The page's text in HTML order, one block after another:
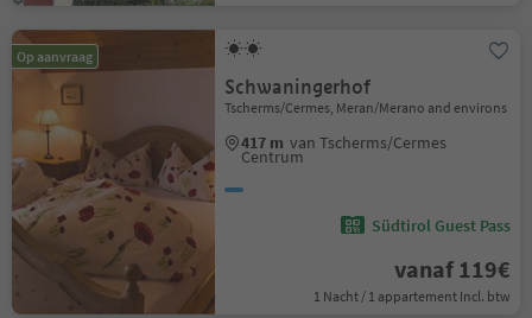
Op aanvraag
Schwaningerhof
Tscherms/Cermes, Meran/Merano and environs
417 m van Tscherms/Cermes
Centrum
Südtirol Guest Pass
vanaf 119€
1 Nacht / 1 appartement Incl. btw